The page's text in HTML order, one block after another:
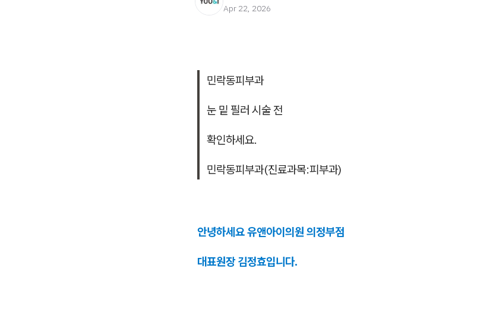
Apr 22, 2026
민락동피부과
눈 밑 필러 시술 전
확인하세요.
민락동피부과(진료과목:피부과)
안녕하세요 유앤아이의원 의정부점
대표원장 김정효입니다.